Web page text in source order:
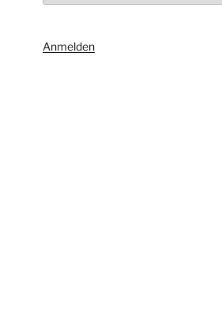
Anmelden